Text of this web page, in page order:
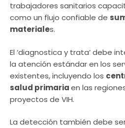
trabajadores sanitarios
como un flujo confiable de
materiales.
El ‘diagnostica y trata’ debe
la atención estándar en los
existentes, incluyendo los
salud primariaen las
proyectos de VIH.
La detección también debe